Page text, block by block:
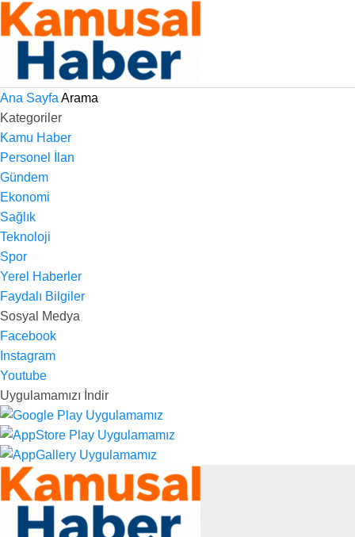
Ana Sayfa Arama
Kategoriler
Kamu Haber
Personel İlan
Gündem
Ekonomi
Sağlık
Teknoloji
Spor
Yerel Haberler
Faydalı Bilgiler
Sosyal Medya
Facebook
Instagram
Youtube
Uygulamamızı İndir